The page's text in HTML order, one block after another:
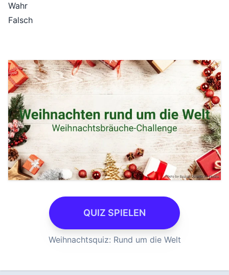
Wahr
Falsch
QUIZ SPIELEN
Weihnachtsquiz: Rund um die Welt